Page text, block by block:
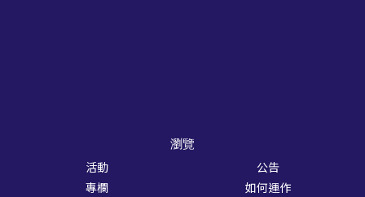
瀏覽
活動
公告
專欄
如何運作